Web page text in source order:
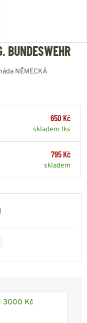
BUNDESWEHR
NĚMECKÁ
650 Kč
skladem 1ks
795 Kč
skladem
3000 Kč